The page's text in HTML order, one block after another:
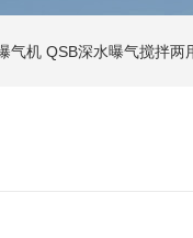
气机 QSB深水曝气搅拌两用